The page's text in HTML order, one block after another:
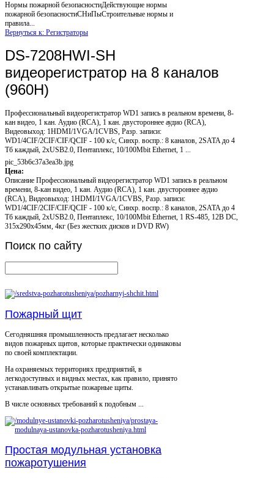
Нормы пожарной безопасностиДействующие нормы
пожарной безопасностиСНиПыСтроительные нормы и
правила...
Вернуться к: Регистраторы
DS-7208HWI-SH
видеорегистратор на 8 каналов
(960H)
Профессиональный видеорегистратор WD1 запись в реальном времени, 8-
кан видео, 1 кан. Аудио (RCA), 1 кан. двустороннее аудио (RCA),
Видеовыход: 1HDMI/1VGA/1CVBS, Разр. записи:
WD1/4CIF/2CIF/CIF/QCIF - 100 к/с, Синхр. воспр.: 8 каналов, 2SATA до 4
Тб каждый, 2xUSB2.0, Пентаплекс, 10/100Mbit Ethernet, 1 ...
pic_53b6c37a3ea3b.jpg
Цена:
Описание Профессиональный видеорегистратор WD1 запись в реальном
времени, 8-кан видео, 1 кан. Аудио (RCA), 1 кан. двустороннее аудио
(RCA), Видеовыход: 1HDMI/1VGA/1CVBS, Разр. записи:
WD1/4CIF/2CIF/CIF/QCIF - 100 к/с, Синхр. воспр.: 8 каналов, 2SATA до 4
Тб каждый, 2xUSB2.0, Пентаплекс, 10/100Mbit Ethernet, 1 RS-485, 12В DC,
315x290x45мм, 4кг (Без жестких дисков и DVD RW)
Поиск по сайту
Пожарный щит
Сегодняшняя промышленность предлагает несколько
видов пожарных щитов, которые практически одинаковы
по своей комплектации.
На охраняемых территориях предприятий, в
легкодоступных и видных местах, как правило, принято
устанавливать открытые пожарные щиты.
В числе основных требований к подобным ...
Простая модульная установка
пожаротушения